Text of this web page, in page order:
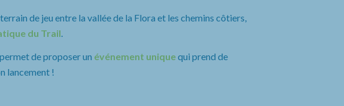
de jeu entre la vallée de la Flora et les chemins côtiers,
du Trail
de proposer un événement uniquequi prend de
lancement !